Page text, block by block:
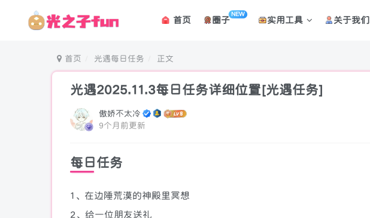
首页 圈子
NEW
实用工具 关于我们
首页 光遇每日任务 正文
光遇2025.11.3每日任务详细位置[光遇任务]
傲娇不太冷
9个月前更新
每日任务
1、在边陲荒漠的神殿里冥想
2、给一位朋友送礼